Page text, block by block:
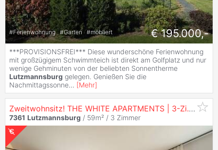
#Ferienwohnung #Garten #möbliert € 195.000,-
***PROVISIONSFREI*** Diese wunderschöne Ferienwohnung
mit großzügigem Schwimmteich ist direkt am Golfplatz und nur
wenige Gehminuten von der beliebten Sonnentherme
Lutzmannsburg gelegen. Genießen Sie die
Nachmittagssonne... [Mehr]
Zweitwohnsitz! THE WHITE APARTMENTS | 3-Zi.
7361 Lutzmannsburg / 59m² / 3 Zimmer